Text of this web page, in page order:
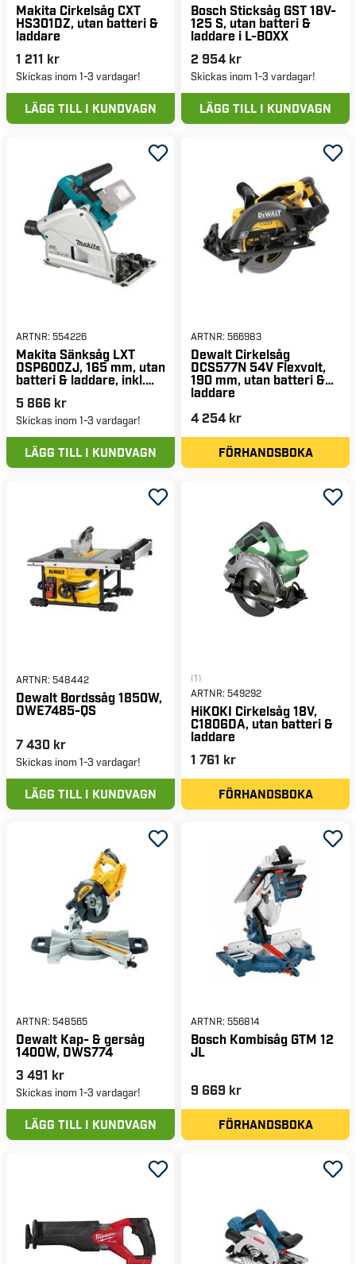
Makita Cirkelsåg CXT
HS301DZ, utan batteri &
laddare
1 211 kr
Skickas inom 1-3 vardagar!
LÄGG TILL I KUNDVAGN
Bosch Sticksåg GST 18V-
125 S, utan batteri &
laddare i L-BOXX
2 954 kr
Skickas inom 1-3 vardagar!
LÄGG TILL I KUNDVAGN
ARTNR: 554226
Makita Sänksåg LXT
DSP600ZJ, 165 mm, utan
batteri & laddare, inkl.
5 866 kr
Skickas inom 1-3 vardagar!
LÄGG TILL I KUNDVAGN
ARTNR: 566983
Dewalt Cirkelsåg
DCS577N 54V Flexvolt,
190 mm, utan batteri &
laddare
4 254 kr
FÖRHANDSBOKA
ARTNR: 548442
Dewalt Bordssåg 1850W,
DWE7485-QS
7 430 kr
Skickas inom 1-3 vardagar!
LÄGG TILL I KUNDVAGN
(1)
ARTNR: 549292
HiKOKI Cirkelsåg 18V,
C1806DA, utan batteri &
laddare
1 761 kr
FÖRHANDSBOKA
ARTNR: 548565
Dewalt Kap- & gersåg
1400W, DWS774
3 491 kr
Skickas inom 1-3 vardagar!
LÄGG TILL I KUNDVAGN
ARTNR: 556814
Bosch Kombisåg GTM 12
JL
9 669 kr
FÖRHANDSBOKA